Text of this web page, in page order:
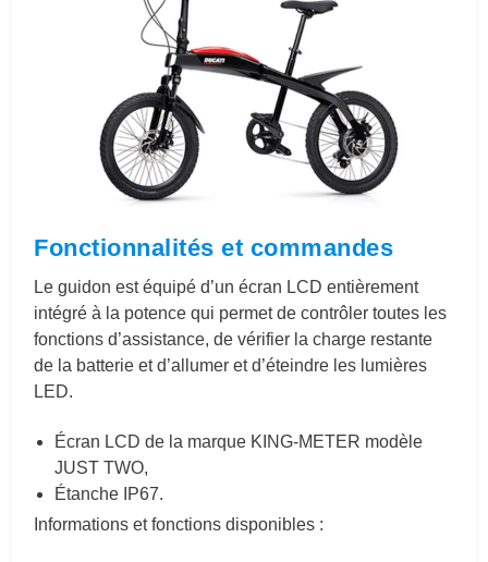
Fonctionnalités et commandes
Le guidon est équipé d’un écran LCD entièrement
intégré à la potence qui permet de contrôler toutes les
fonctions d’assistance, de vérifier la charge restante
de la batterie et d’allumer et d’éteindre les lumières
LED.
Écran LCD de la marque KING-METER modèle
JUST TWO,
Étanche IP67.
Informations et fonctions disponibles :